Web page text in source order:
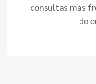
consultas más
de